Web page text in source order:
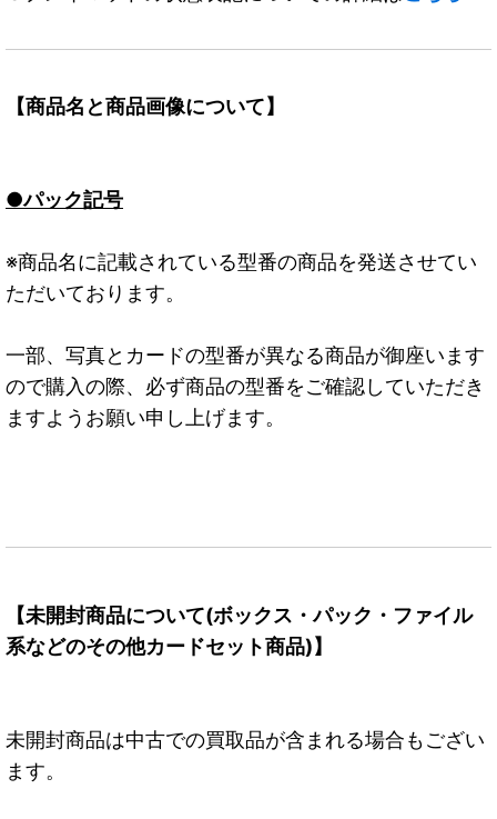
【商品名と商品画像について】
●パック記号
※商品名に記載されている型番の商品を発送させてい
ただいております。
一部、写真とカードの型番が異なる商品が御座います
ので購入の際、必ず商品の型番をご確認していただき
ますようお願い申し上げます。
【未開封商品について(ボックス・パック・ファイル
系などのその他カードセット商品)】
未開封商品は中古での買取品が含まれる場合もござい
ます。